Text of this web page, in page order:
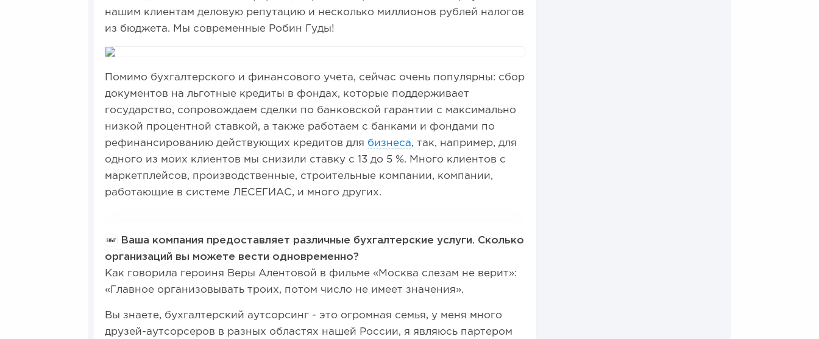
нашим клиентам деловую репутацию и несколько миллионов рублей налогов
из бюджета. Мы современные Робин Гуды!
Помимо бухгалтерского и финансового учета, сейчас очень популярны: сбор
документов на льготные кредиты в фондах, которые поддерживает
государство, сопровождаем сделки по банковской гарантии с максимально
низкой процентной ставкой, а также работаем с банками и фондами по
рефинансированию действующих кредитов для бизнеса, так, например, для
одного из моих клиентов мы снизили ставку с 13 до 5 %. Много клиентов с
маркетплейсов, производственные, строительные компании, компании,
работающие в системе ЛЕСЕГИАС, и много других.
Ваша компания предоставляет различные бухгалтерские услуги. Сколько
организаций вы можете вести одновременно?
Как говорила героиня Веры Алентовой в фильме «Москва слезам не верит»:
«Главное организовывать троих, потом число не имеет значения».
Вы знаете, бухгалтерский аутсорсинг - это огромная семья, у меня много
друзей-аутсорсеров в разных областях нашей России, я являюсь партером